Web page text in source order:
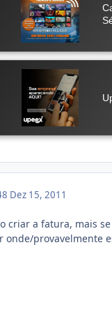
Dez 15, 2011
criar a fatura, mais
onde/provavelmente